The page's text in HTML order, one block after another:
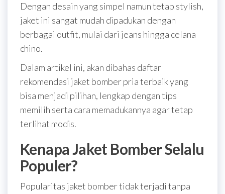
Dengan desain yang simpel namun tetap stylish,
jaket ini sangat mudah dipadukan dengan
berbagai outfit, mulai dari jeans hingga celana
chino.
Dalam artikel ini, akan dibahas daftar
rekomendasi jaket bomber pria terbaik yang
bisa menjadi pilihan, lengkap dengan tips
memilih serta cara memadukannya agar tetap
terlihat modis.
Kenapa Jaket Bomber Selalu
Populer?
Popularitas jaket bomber tidak terjadi tanpa